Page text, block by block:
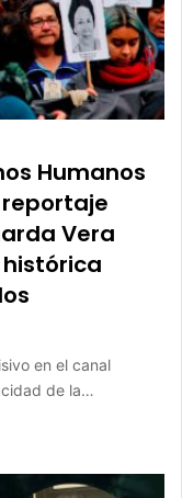
Humanos
Vera
en el canal
de la…